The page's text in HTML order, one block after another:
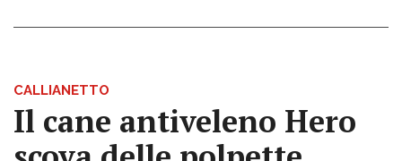
CALLIANETTO
Il cane antiveleno Hero